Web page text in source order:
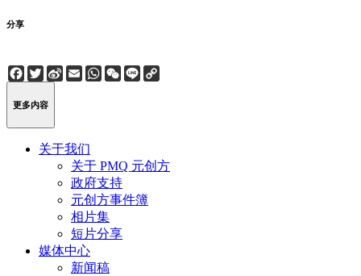
分享
Facebook
Twitter
Sina
Weibo
EmailWhatsApp
WeChat
Line
更多内容
关于我们
关于 PMQ 元创方
政府支持
元创方事件簿
相片集
短片分享
媒体中心
新闻稿